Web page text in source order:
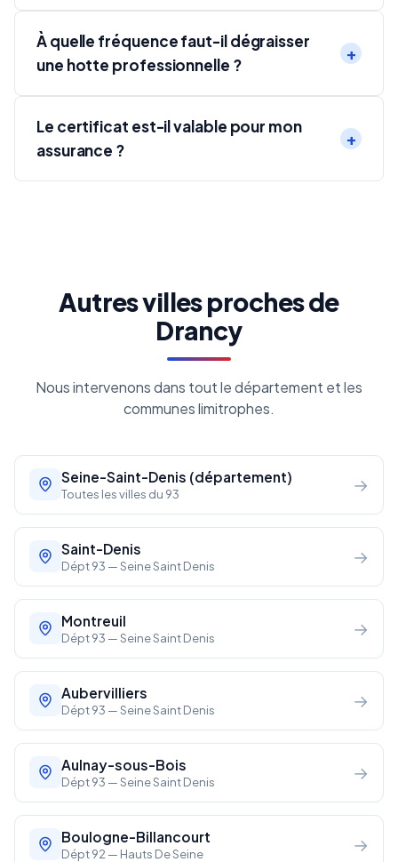
À quelle fréquence faut-il dégraisser
une hotte professionnelle ?
Le certificat est-il valable pour mon
assurance ?
Autres villes proches de
Drancy
Nous intervenons dans tout le département et les
communes limitrophes.
Seine-Saint-Denis (département)
Toutes les villes du 93 →
Saint-Denis
Dépt 93 — Seine Saint Denis →
Montreuil
Dépt 93 — Seine Saint Denis →
Aubervilliers
Dépt 93 — Seine Saint Denis →
Aulnay-sous-Bois
Dépt 93 — Seine Saint Denis →
Boulogne-Billancourt
Dépt 92 — Hauts De Seine →